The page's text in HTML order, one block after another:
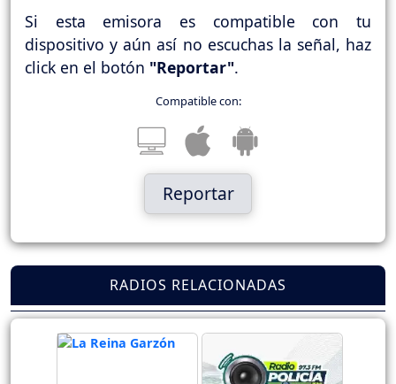
Si esta emisora es compatible con tu
dispositivo y aún así no escuchas la señal, haz
click en el botón "Reportar".
Compatible con:
Reportar
RADIOS RELACIONADAS